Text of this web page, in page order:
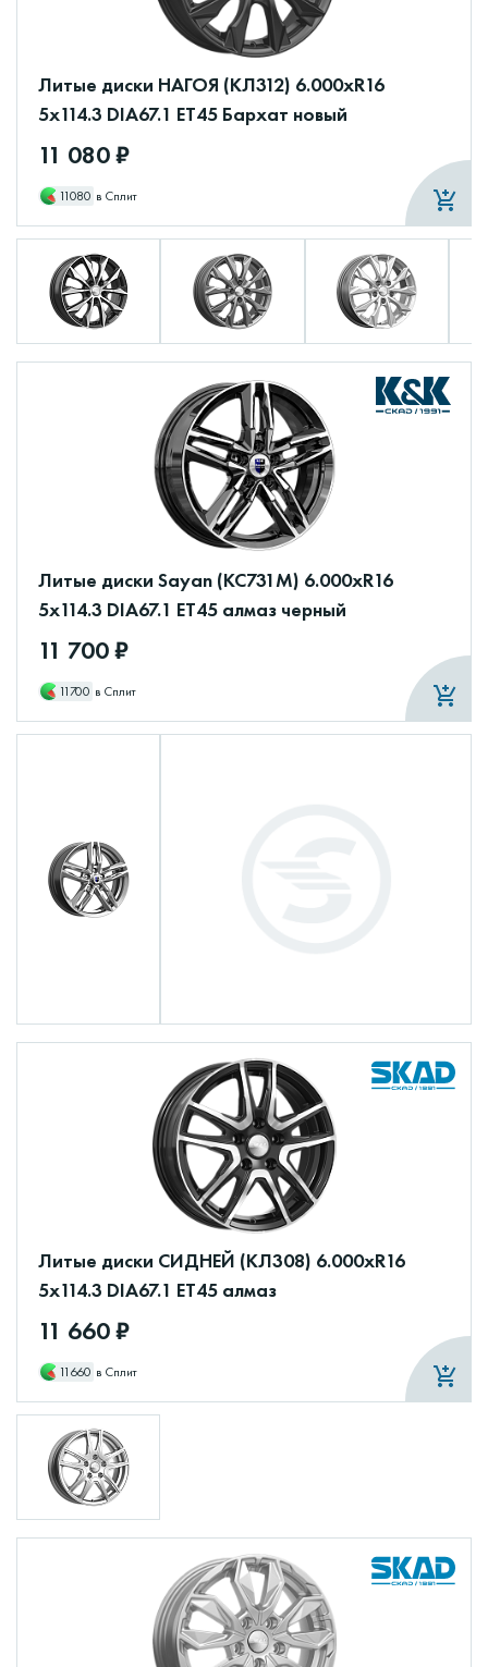
Литые диски НАГОЯ (КЛ312) 6.000xR16
5x114.3 DIA67.1 ET45 Бархат новый
11 080 ₽
11080 в Сплит
Литые диски Sayan (КС731М) 6.000xR16
5x114.3 DIA67.1 ET45 алмаз черный
11 700 ₽
11700 в Сплит
Литые диски СИДНЕЙ (КЛ308) 6.000xR16
5x114.3 DIA67.1 ET45 алмаз
11 660 ₽
11660 в Сплит